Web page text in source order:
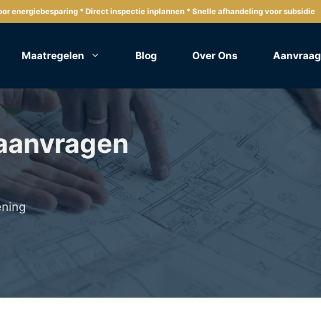
energiebesparing * Direct inspectie inplannen * Snelle afhandeling voor subsidie
Maatregelen Blog Over Ons Aanvraag